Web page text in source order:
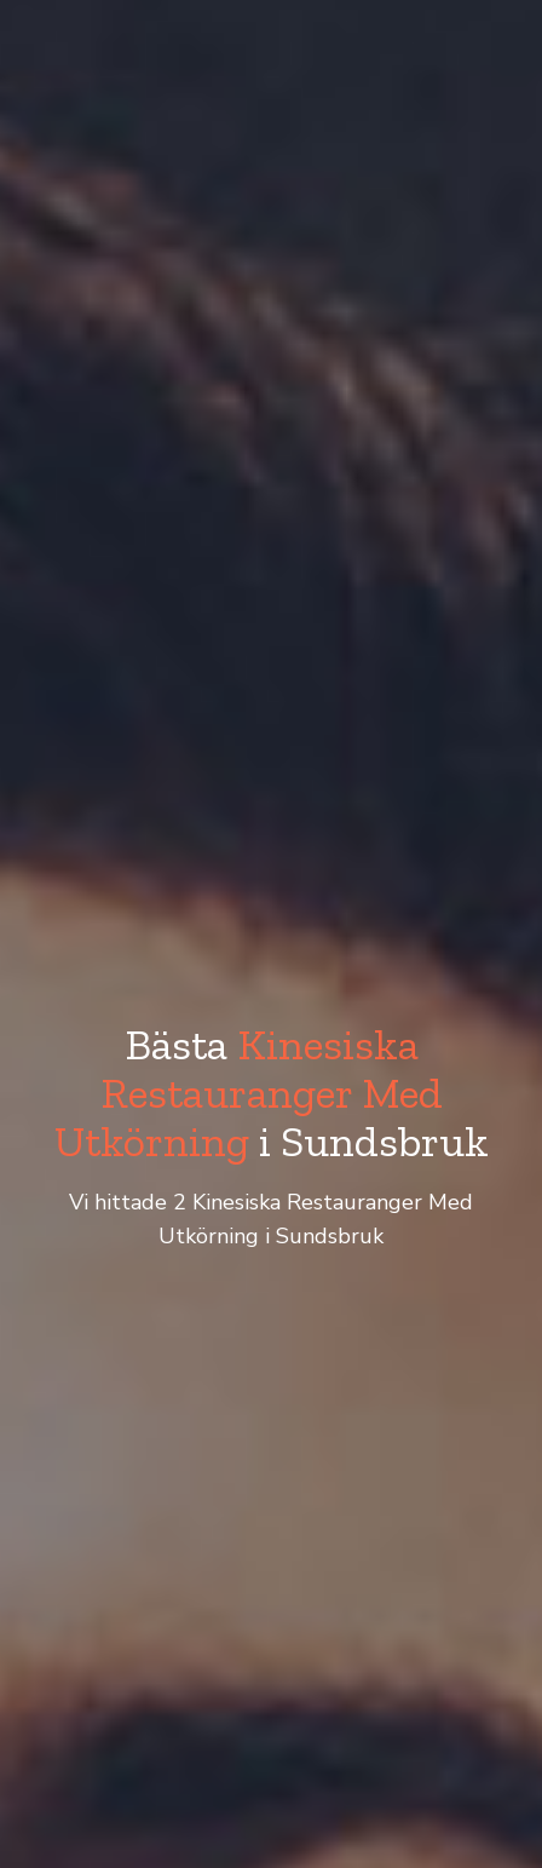
Bästa Kinesiska
Restauranger Med
Utkörningi Sundsbruk
Vi hittade 2 Kinesiska Restauranger Med
Utkörning i Sundsbruk